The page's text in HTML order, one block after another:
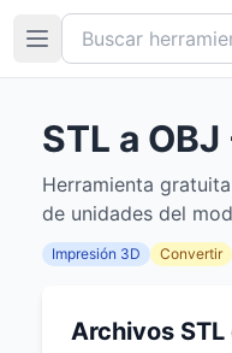
STL a
Herramienta
de unidades del
Impresión 3D Convertir
Archivos